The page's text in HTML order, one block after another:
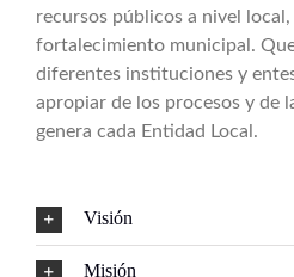
recursos públicos a nivel
fortalecimiento municipal.
diferentes instituciones y
apropiar de los procesos y de
genera cada Entidad Local.
Visión
Misión